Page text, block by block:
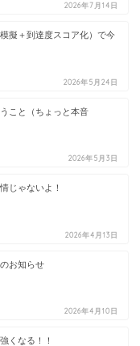
2026年7月14日
擬＋到達度スコア化）で今
2026年5月24日
こと（ちょっと本音
2026年5月3日
じゃないよ！
2026年4月13日
お知らせ
2026年4月10日
くなる！！